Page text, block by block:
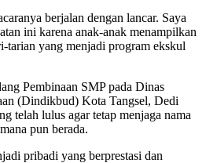
berjalan dengan lancar. Saya
ini karena anak-anak menampilkan
tarian yang menjadi program ekskul
Pembinaan SMP pada Dinas
(Dindikbud) Kota Tangsel, Dedi
telah lulus agar tetap menjaga nama
pun berada.
pribadi yang berprestasi dan